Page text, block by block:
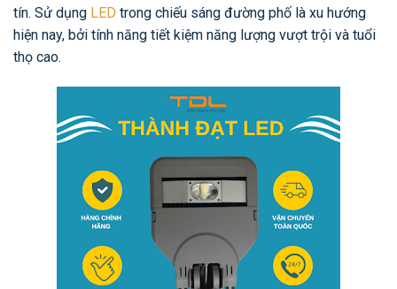
tín. Sử dụng LED trong chiếu sáng đường phố là xu hướng
hiện nay, bởi tính năng tiết kiệm năng lượng vượt trội và tuổi
thọ cao.